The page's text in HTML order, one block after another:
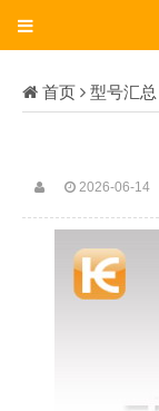
首页 型号汇总
2026-06-14